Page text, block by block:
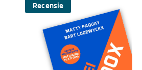
Recensie